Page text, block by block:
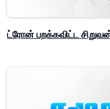
ட்ரோன் பறக்கவிட்ட